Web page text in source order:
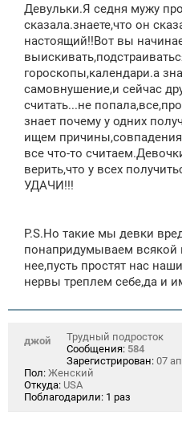
б
щ
н
и
Девульки.Я седня мужу
сказала.знаете,что он
настоящий!!Вот вы
гороскопы,календари.а
самовнушение,и сейчас
считать...не
знает почему у одних
ищем
все что-то
верить,что у всех
УДАЧИ!!!
P.S.Но такие мы девки
понапридумываем всякой
нее,пусть простят нас
нервы треплем себе,да и
джой
Трудный подросток
Сообщения: 584
Зарегистрирован: 07
Пол: Женский
Откуда: USA
Поблагодарили: 1 раз